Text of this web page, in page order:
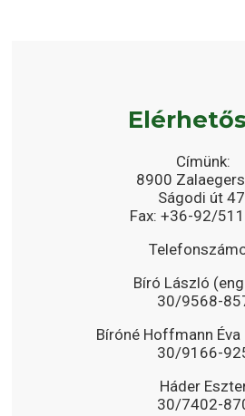
Címünk:
8900
Ságodi út
Fax: +36-92/
Bíró László
30/9568-
Bíróné Hoffmann
30/9166-
Háder
30/7402-